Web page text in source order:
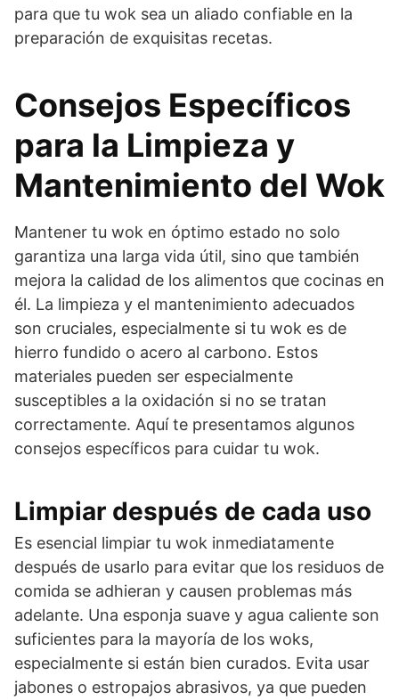
para que tu wok sea un aliado confiable en la
preparación de exquisitas recetas.
Consejos Específicos
para la Limpieza y
Mantenimiento del Wok
Mantener tu wok en óptimo estado no solo
garantiza una larga vida útil, sino que también
mejora la calidad de los alimentos que cocinas en
él. La limpieza y el mantenimiento adecuados
son cruciales, especialmente si tu wok es de
hierro fundido o acero al carbono. Estos
materiales pueden ser especialmente
susceptibles a la oxidación si no se tratan
correctamente. Aquí te presentamos algunos
consejos específicos para cuidar tu wok.
Limpiar después de cada uso
Es esencial limpiar tu wok inmediatamente
después de usarlo para evitar que los residuos de
comida se adhieran y causen problemas más
adelante. Una esponja suave y agua caliente son
suficientes para la mayoría de los woks,
especialmente si están bien curados. Evita usar
jabones o estropajos abrasivos, ya que pueden